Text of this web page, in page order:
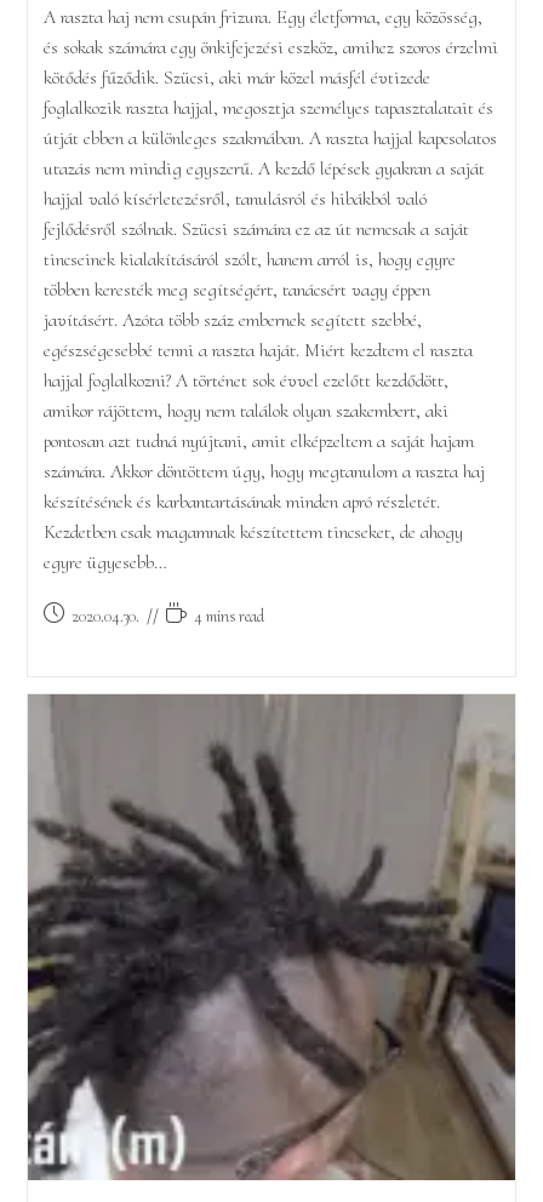
A raszta haj nem csupán frizura. Egy életforma, egy közösség,
és sokak számára egy önkifejezési eszköz, amihez szoros érzelmi
kötődés fűződik. Szücsi, aki már közel másfél évtizede
foglalkozik raszta hajjal, megosztja személyes tapasztalatait és
útját ebben a különleges szakmában. A raszta hajjal kapcsolatos
utazás nem mindig egyszerű. A kezdő lépések gyakran a saját
hajjal való kísérletezésről, tanulásról és hibákból való
fejlődésről szólnak. Szücsi számára ez az út nemcsak a saját
tincseinek kialakításáról szólt, hanem arról is, hogy egyre
többen keresték meg segítségért, tanácsért vagy éppen
javításért. Azóta több száz embernek segített szebbé,
egészségesebbé tenni a raszta haját. Miért kezdtem el raszta
hajjal foglalkozni? A történet sok évvel ezelőtt kezdődött,
amikor rájöttem, hogy nem találok olyan szakembert, aki
pontosan azt tudná nyújtani, amit elképzeltem a saját hajam
számára. Akkor döntöttem úgy, hogy megtanulom a raszta haj
készítésének és karbantartásának minden apró részletét.
Kezdetben csak magamnak készítettem tincseket, de ahogy
egyre ügyesebb…
Post 2020.04.30.
Reading4 mins read